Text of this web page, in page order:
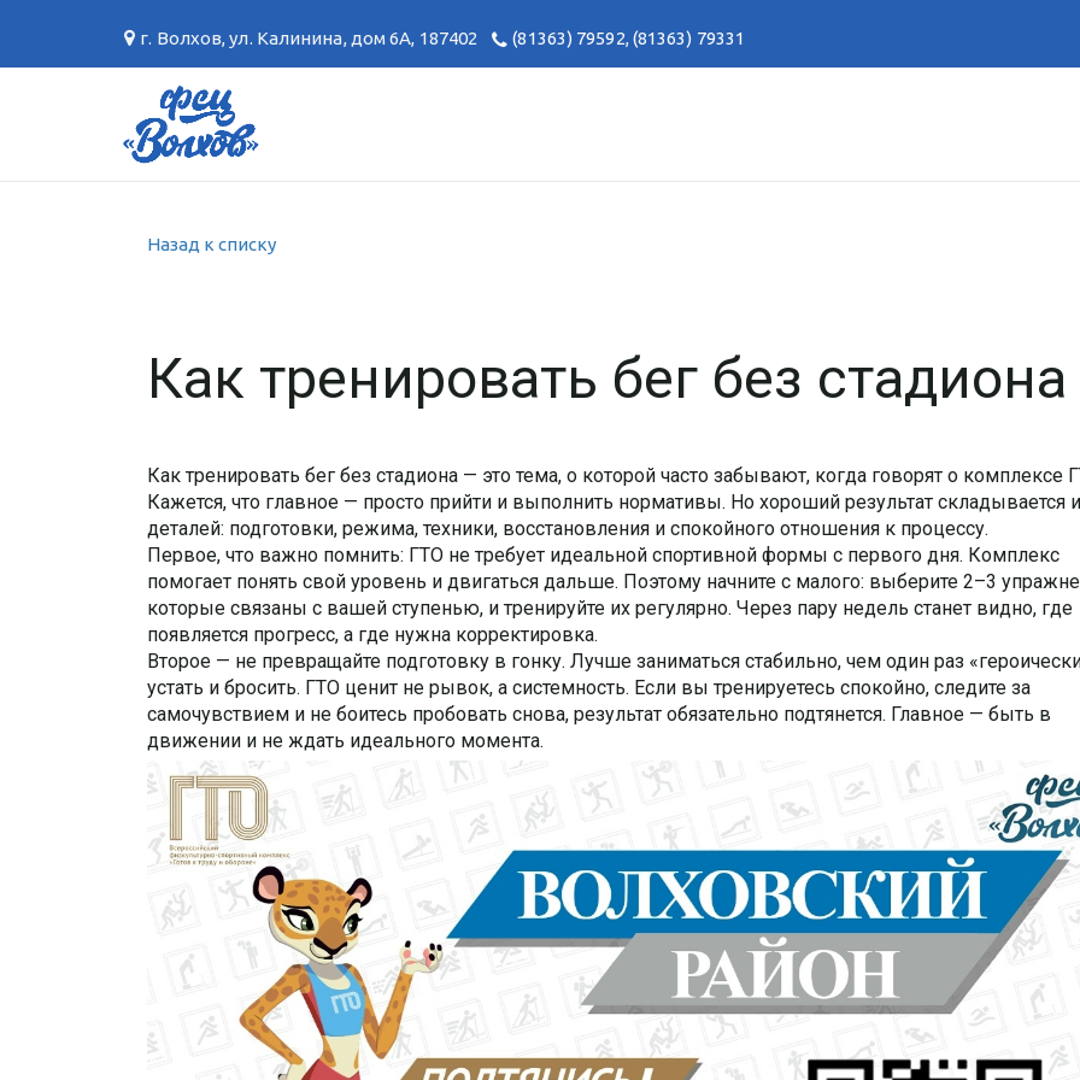
г. Волхов,ул. Калинина, дом 6А, 187402 (81363) 79592,(81363) 79331
Назад к списку
Как тренировать бег без стадиона
Как тренировать бег без стадиона — это тема, о которой часто забывают, когда говорят о комплексе
Кажется, что главное — просто прийти и выполнить нормативы. Но хороший результат складывается
деталей: подготовки, режима, техники, восстановления и спокойного отношения к процессу.
Первое, что важно помнить: ГТО не требует идеальной спортивной формы с первого дня. Комплекс
помогает понять свой уровень и двигаться дальше. Поэтому начните с малого: выберите 2–3
которые связаны с вашей ступенью, и тренируйте их регулярно. Через пару недель станет видно, где
появляется прогресс, а где нужна корректировка.
Второе — не превращайте подготовку в гонку. Лучше заниматься стабильно, чем один раз
устать и бросить. ГТО ценит не рывок, а системность. Если вы тренируетесь спокойно, следите за
самочувствием и не боитесь пробовать снова, результат обязательно подтянется. Главное — быть в
движении и не ждать идеального момента.